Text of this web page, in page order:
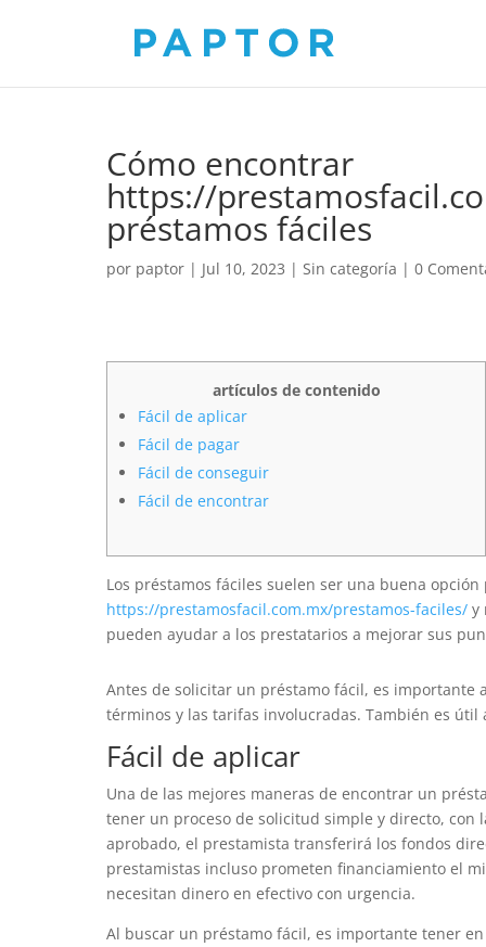
Cómo encontrar
https://
préstamos fáciles
por paptor | Jul 10, 2023 | Sin categoría | 0
artículos de contenido
Fácil de aplicar
Fácil de pagar
Fácil de conseguir
Fácil de encontrar
Los préstamos fáciles suelen ser una buena
https://prestamosfacil.com.mx/prestamos-faciles/ y
pueden ayudar a los prestatarios a mejorar sus
Antes de solicitar un préstamo fácil, es importante
términos y las tarifas involucradas. También es útil
Fácil de aplicar
Una de las mejores maneras de encontrar un
tener un proceso de solicitud simple y directo, con
aprobado, el prestamista transferirá los fondos
prestamistas incluso prometen financiamiento el
necesitan dinero en efectivo con urgencia.
Al buscar un préstamo fácil, es importante tener